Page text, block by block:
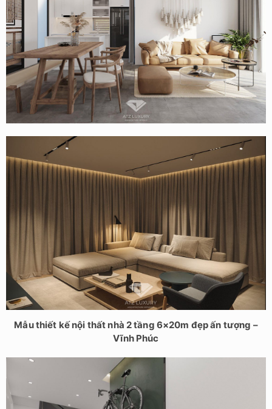
Mẫu thiết kế nội thất nhà vườn 150m2 tại Quảng Ninh
Mẫu thiết kế nội thất nhà 2 tầng 6×20m đẹp ấn tượng –
Vĩnh Phúc